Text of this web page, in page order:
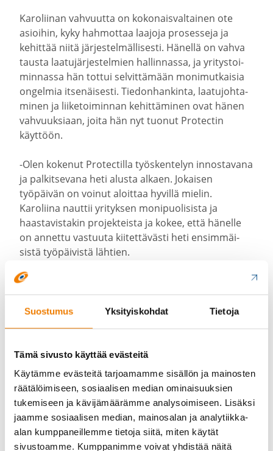
Suostumus Yksityiskohdat Tietoja
Tämä sivusto käyttää evästeitä
Käytämme evästeitä tarjoamamme sisällön ja mainosten
räätälöimiseen, sosiaalisen median ominaisuuksien
tukemiseen ja kävijämäärämme analysoimiseen. Lisäksi
jaamme sosiaalisen median, mainosalan ja analytiikka-
alan kumppaneillemme tietoja siitä, miten käytät
sivustoamme. Kumppanimme voivat yhdistää näitä
Karoliinan vahvuutta on kokonais­val­tainen ote
asioihin, kyky hahmottaa laajoja prosesseja ja
kehittää niitä järjes­tel­mäl­li­sesti. Hänellä on vahva
tausta laatu­jär­jes­telmien hallin­nassa, ja yritys­toi­
min­nassa hän tottui selvit­tämään monimut­kaisia
ongelmia itsenäi­sesti. Tiedon­han­kinta, laatu­joh­ta­
minen ja liike­toi­minnan kehit­tä­minen ovat hänen
vahvuuk­siaan, joita hän nyt tuonut Protectin
käyttöön.
-Olen kokenut Protec­tilla työsken­telyn innos­tavana
ja palkit­sevana heti alusta alkaen. Jokaisen
työpäivän on voinut aloittaa hyvillä mielin.
Karoliina nauttii yrityksen monipuo­li­sista ja
haasta­vis­takin projek­teista ja kokee, että hänelle
on annettu vastuuta kiitet­tä­västi heti ensim­mäi­
sistä työpäi­vistä lähtien.
Karoliina nostaa työn parhaaksi puoleksi Protec­
tilla työsken­te­levän tiimin ja sen loistavan yhteis­
työ­hengen. Hän arvostaa sitä, ettei asioita tarvitse
tehdä yksin, vaan ympärillä on tukeva ja osaava
motivoivia. Karolii­nalle on suuri helpotus, että
myynti­vastuu on nyt muilla, ja hän voi itse
keskittyä siihen, missä on parhaim­millaan. Työ on
niin kiehtovaa, että ajankulun seuraa­minen voi
helposti unohtua.
Hänen nykyiset tehtä­vänsä keskit­tyvät laatu- ja